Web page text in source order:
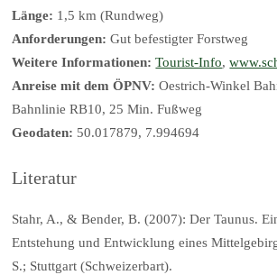
Länge: 1,5 km (Rundweg)
Anforderungen: Gut befestigter Forstweg
Weitere Informationen: Tourist-Info,
Anreise mit dem ÖPNV: Oestrich-Winkel
Bahnlinie RB10, 25 Min. Fußweg
Geodaten: 50.017879, 7.994694
Literatur
Stahr, A., & Bender, B. (2007): Der Taunus.
Entstehung und Entwicklung eines
S.; Stuttgart (Schweizerbart).